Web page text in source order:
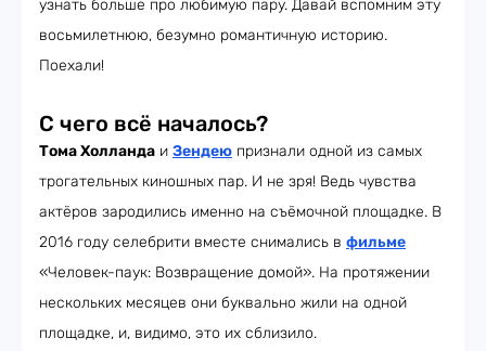
узнать больше про любимую пару. Давай вспомним эту
восьмилетнюю, безумно романтичную историю.
Поехали!
С чего всё началось?
Тома Холланда и Зендею признали одной из самых
трогательных киношных пар. И не зря! Ведь чувства
актёров зародились именно на съёмочной площадке. В
2016 году селебрити вместе снимались в фильме
«Человек-паук: Возвращение домой». На протяжении
нескольких месяцев они буквально жили на одной
площадке, и, видимо, это их сблизило.